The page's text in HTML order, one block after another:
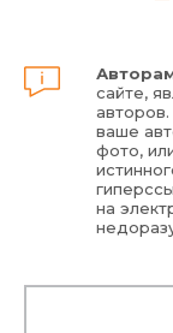
сайте,
ваше
фото,
на